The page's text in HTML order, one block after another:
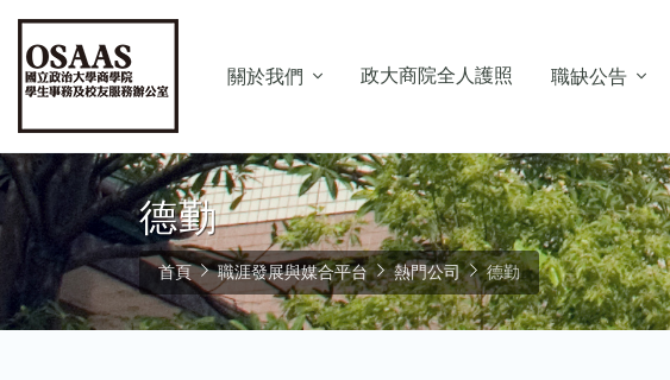
關於我們 政大商院全人護照 職缺公告
德勤
首頁 職涯發展與媒合平台 熱門公司 德勤